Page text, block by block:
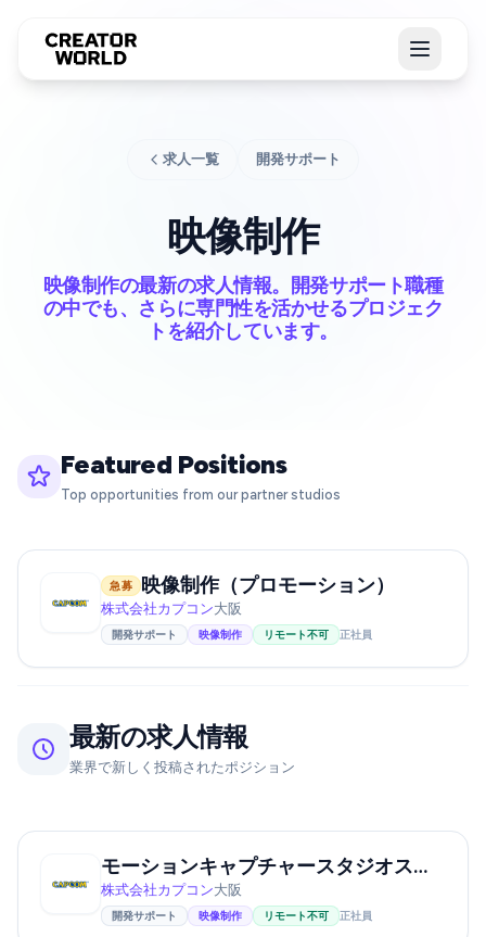
求人一覧 開発サポート
映像制作
映像制作の最新の求人情報。開発サポート職種
の中でも、さらに専門性を活かせるプロジェク
トを紹介しています。
Featured Positions
Top opportunities from our partner studios
急募 映像制作（プロモーション）
株式会社カプコン大阪
開発サポート 映像制作 リモート不可 正社員
最新の求人情報
業界で新しく投稿されたポジション
モーションキャプチャースタジオスタッフ
株式会社カプコン大阪
開発サポート 映像制作 リモート不可 正社員